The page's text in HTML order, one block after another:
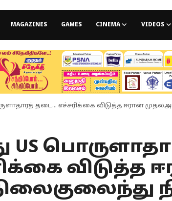
MAGAZINES GAMES CINEMA VIDEOS
தடை... எச்சரிக்கை விடுத்த ஈரான்
விடுத்த